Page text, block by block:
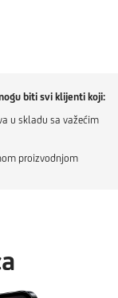
biti svi klijenti koji:
u skladu sa važećim
proizvodnjom